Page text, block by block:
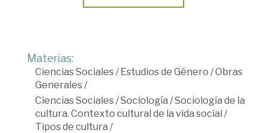
Materias:
Ciencias Sociales /Estudios de Género /Obras
Generales /
Ciencias Sociales /Sociología /Sociología de la
cultura. Contexto cultural de la vida social /
Tipos de cultura /